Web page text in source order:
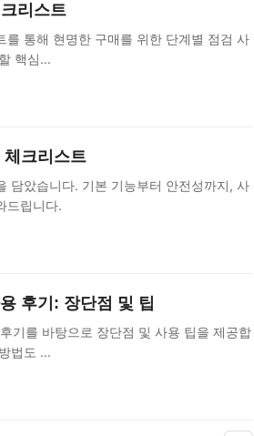
리스트
를 통해 현명한 구매를 위한 단계별 점검 사
핵심...
크리스트
담았습니다. 기본 기능부터 안전성까지, 사
드립니다.
후기: 장단점 및 팁
기를 바탕으로 장단점 및 사용 팁을 제공합
법도 ...